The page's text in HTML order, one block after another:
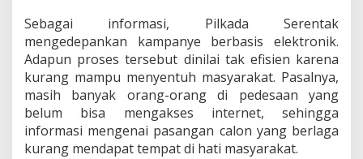
Sebagai informasi, Pilkada Serentak
mengedepankan kampanye berbasis elektronik.
Adapun proses tersebut dinilai tak efisien karena
kurang mampu menyentuh masyarakat. Pasalnya,
masih banyak orang-orang di pedesaan yang
belum bisa mengakses internet, sehingga
informasi mengenai pasangan calon yang berlaga
kurang mendapat tempat di hati masyarakat.